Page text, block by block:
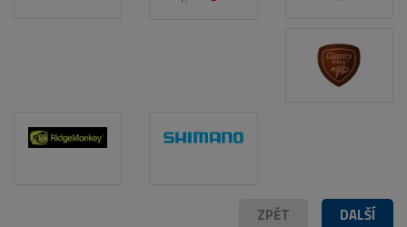
DALŠÍ
ZPĚT